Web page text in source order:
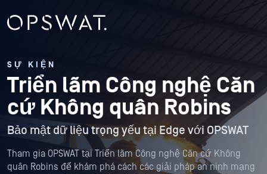
SỰ KIỆN
Triển lãm Công nghệ Căn
cứ Không quân Robins
Bảo mật dữ liệu trọng yếu tại Edge với OPSWAT
Tham gia OPSWAT tại Triển lãm Công nghệ Căn cứ Không
quân Robins để khám phá cách các giải pháp an ninh mạng